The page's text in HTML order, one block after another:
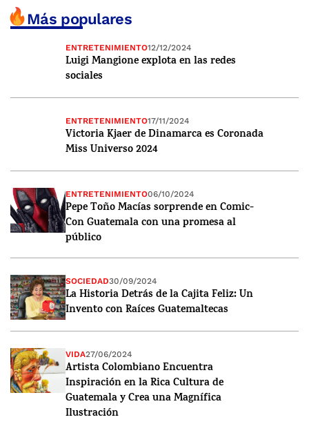
Más populares
ENTRETENIMIENTO12/12/2024
Luigi Mangione explota en las redes
sociales
ENTRETENIMIENTO17/11/2024
Victoria Kjaer de Dinamarca es Coronada
Miss Universo 2024
ENTRETENIMIENTO06/10/2024
Pepe Toño Macías sorprende en Comic-
Con Guatemala con una promesa al
público
SOCIEDAD30/09/2024
La Historia Detrás de la Cajita Feliz: Un
Invento con Raíces Guatemaltecas
VIDA27/06/2024
Artista Colombiano Encuentra
Inspiración en la Rica Cultura de
Guatemala y Crea una Magnífica
Ilustración